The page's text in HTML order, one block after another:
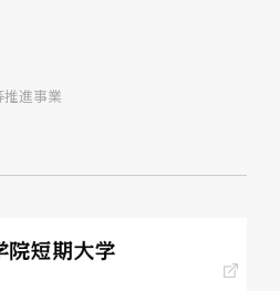
進事業